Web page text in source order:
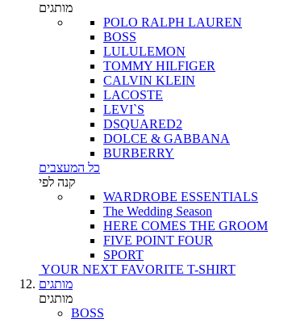
מותגים
POLO RALPH LAUREN
BOSS
LULULEMON
TOMMY HILFIGER
CALVIN KLEIN
LACOSTE
LEVI`S
DSQUARED2
DOLCE & GABBANA
BURBERRY
כל המעצבים
קנה לפי
WARDROBE ESSENTIALS
The Wedding Season
HERE COMES THE GROOM
FIVE POINT FOUR
SPORT
YOUR NEXT FAVORITE T-SHIRT
מותגים
מותגים
BOSS